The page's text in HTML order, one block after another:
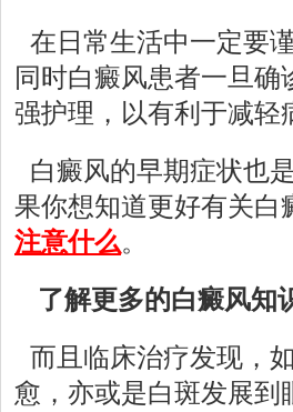
在日常生活中一定要
同时白癜风患者一旦
强护理，以有利于减轻
白癜风的早期症状也
果你想知道更好有关白
注意什么。
了解更多的白癜风知
而且临床治疗发现，
愈，亦或是白斑发展到